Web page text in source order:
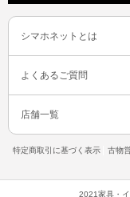
シマホネットとは
よくあるご質問
店舗一覧
特定商取引に基づく表示 古物
2021家具・